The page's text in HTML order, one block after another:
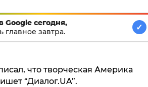
Google сегодня,
главное завтра.
✓
что творческая Америка
“Диалог.UA”.